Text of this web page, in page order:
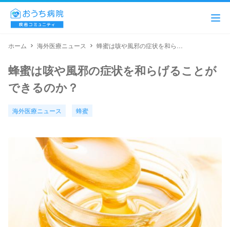
ホーム 海外医療ニュース 蜂蜜は咳や風邪の症状を和らげることができるのか？
蜂蜜は咳や風邪の症状を和らげることが
できるのか？
海外医療ニュース 蜂蜜